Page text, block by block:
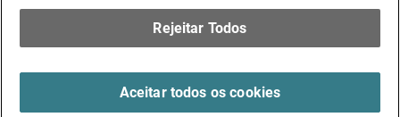
Rejeitar Todos
Aceitar todos os cookies